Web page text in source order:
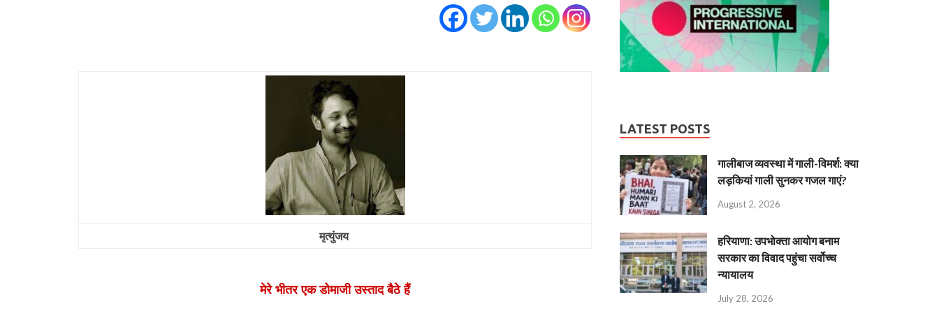
मृत्‍युंजय
मेरे भीतर एक डोमाजी उस्ताद बैठे हैं
LATEST POSTS
गालीबाज व्‍यवस्‍था में गाली-विमर्श: क्या
लड़कियां गाली सुनकर गजल गाएं?
August 2, 2026
हरियाणा: उपभोक्ता आयोग बनाम
सरकार का विवाद पहुंचा सर्वोच्च
न्यायालय
July 28, 2026